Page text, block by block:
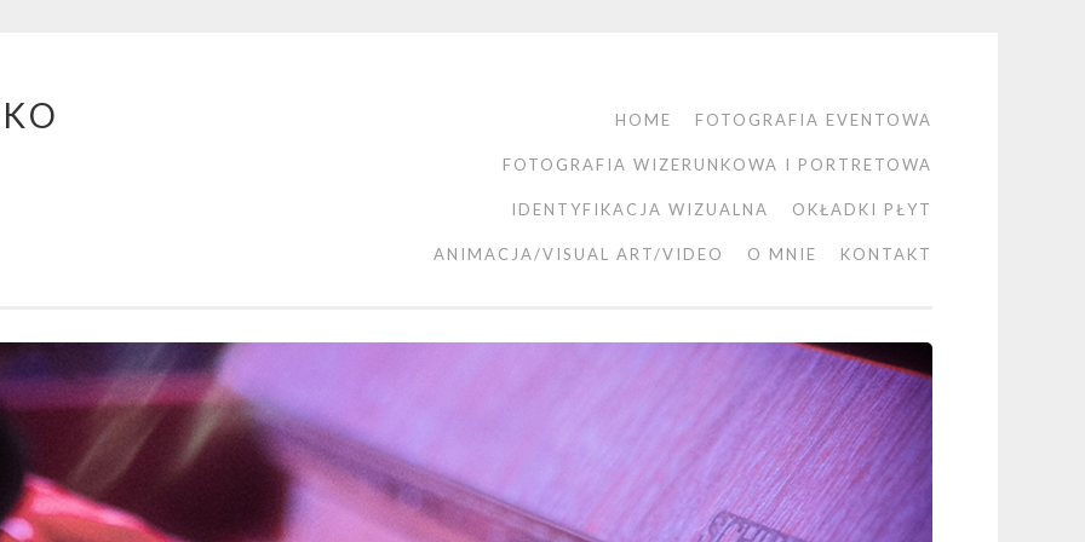
HOME FOTOGRAFIA EVENTOWA
FOTOGRAFIA WIZERUNKOWA I PORTRETOWA
IDENTYFIKACJA WIZUALNA OKŁADKI PŁYT
ANIMACJA/VISUAL ART/VIDEO O MNIE KONTAKT